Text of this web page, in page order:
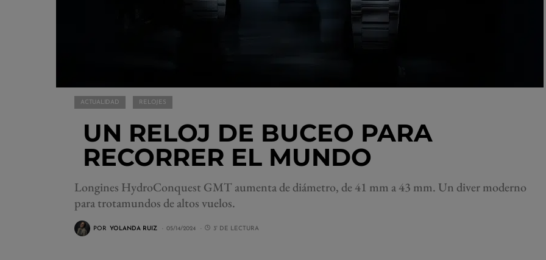
ACTUALIDAD RELOJES
UN RELOJ DE BUCEO PARA
RECORRER EL MUNDO
Longines HydroConquest GMT aumenta de diámetro, de 41 mm a 43 mm. Un diver moderno
para trotamundos de altos vuelos.
POR YOLANDA RUIZ 05/14/2024 3' DE LECTURA